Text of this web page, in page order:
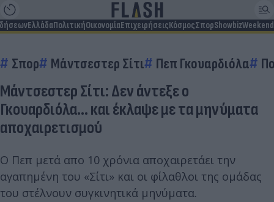
ΕλλάδαΠολιτικήΟικονομίαΕπιχειρήσειςΚόσμοςΣπορShowbizWeekend
Σπορ Μάντσεστερ Σίτι Πεπ Γκουαρδιόλα
Μάντσεστερ Σίτι: Δεν άντεξε ο
Γκουαρδιόλα... και έκλαψε με τα μηνύματα
αποχαιρετισμού
Ο Πεπ μετά απο 10 χρόνια αποχαιρετάει την
αγαπημένη του «Σίτι» και οι φίλαθλοι της ομάδας
του στέλνουν συγκινητικά μηνύματα.